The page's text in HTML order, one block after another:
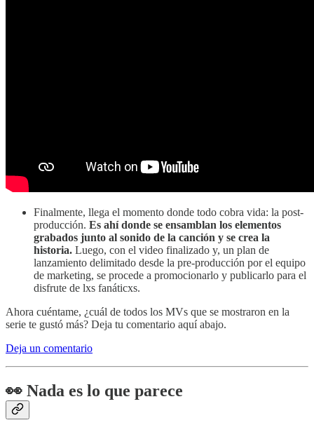
Finalmente, llega el momento donde todo cobra vida: la post-
producción. Es ahí donde se ensamblan los elementos
grabados junto al sonido de la canción y se crea la
historia. Luego, con el video finalizado y, un plan de
lanzamiento delimitado desde la pre-producción por el equipo
de marketing, se procede a promocionarlo y publicarlo para el
disfrute de lxs fanáticxs.
Ahora cuéntame, ¿cuál de todos los MVs que se mostraron en la
serie te gustó más? Deja tu comentario aquí abajo.
Deja un comentario
👀 Nada es lo que parece